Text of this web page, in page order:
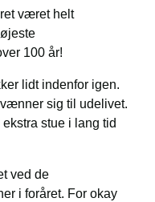
været helt
100 år!
lidt indenfor igen.
sig til udelivet.
stue i lang tid
ved de
i foråret. For okay